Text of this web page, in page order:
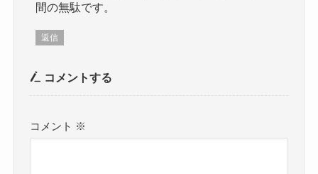
間の無駄です。
返信
コメントする
コメント ※